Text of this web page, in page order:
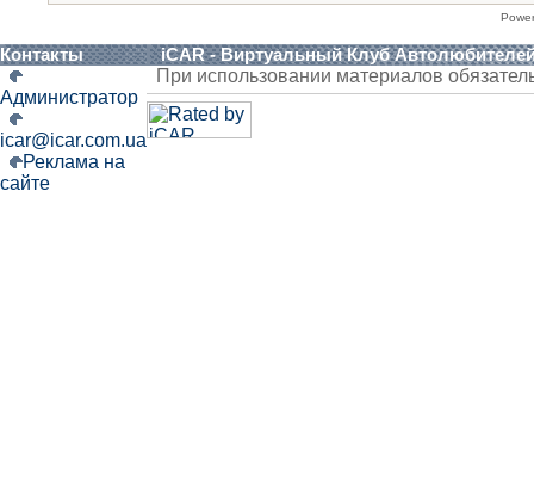
Контакты iCAR - Виртуальный Клуб
Администратор
icar@icar.com.ua
Реклама на
сайте
При использовании материалов